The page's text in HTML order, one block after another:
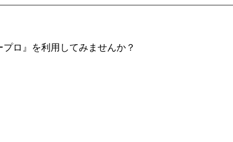
ロ』を利用してみませんか？